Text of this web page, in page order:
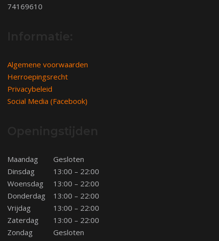
74169610
Algemene voorwaarden
Herroepingsrecht
Privacybeleid
Social Media (Facebook)
Maandag
Gesloten
Dinsdag
13:00 – 22:00
Woensdag
13:00 – 22:00
Donderdag
13:00 – 22:00
Vrijdag
13:00 – 22:00
Zaterdag
13:00 – 22:00
Zondag
Gesloten